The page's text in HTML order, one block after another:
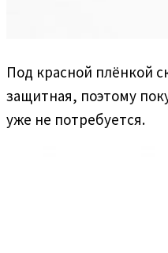
Под красной плёнкой
защитная, поэтому
уже не потребуется.